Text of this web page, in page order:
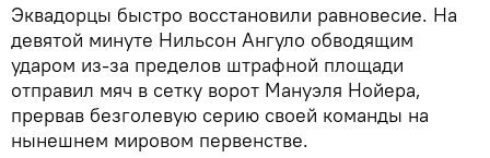
Эквадорцы быстро восстановили равновесие. На
девятой минуте Нильсон Ангуло обводящим
ударом из-за пределов штрафной площади
отправил мяч в сетку ворот Мануэля Нойера,
прервав безголевую серию своей команды на
нынешнем мировом первенстве.